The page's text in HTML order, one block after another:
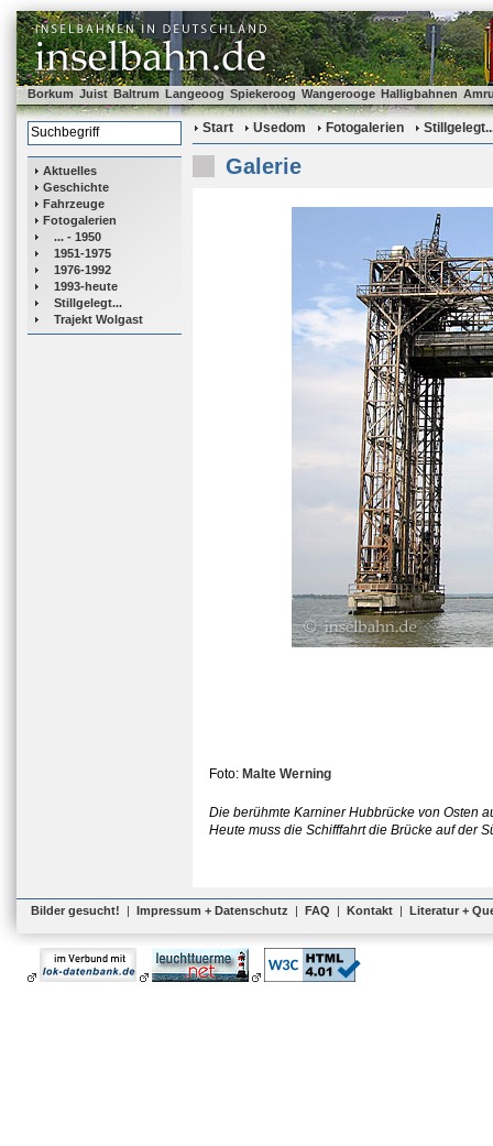
Borkum Juist Baltrum Langeoog Spiekeroog Wangerooge Halligbahnen
Aktuelles
Geschichte
Fahrzeuge
Fotogalerien
... - 1950
1951-1975
1976-1992
1993-heute
Stillgelegt...
Trajekt Wolgast
Start Usedom Fotogalerien
Galerie
Foto: Malte Werning
Die berühmte Karniner Hubbrücke von Osten
Heute muss die Schifffahrt die Brücke auf der
Bilder gesucht! | Impressum + Datenschutz | FAQ | Kontakt | Literatur +